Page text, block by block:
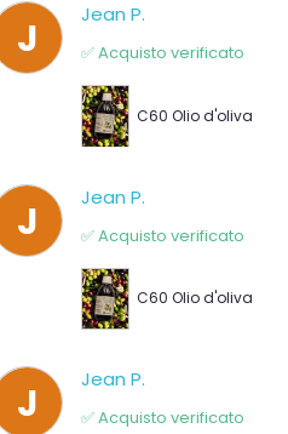
J Jean P.
✅ Acquisto verificato
C60 Olio d'oliva
J Jean P.
✅ Acquisto verificato
C60 Olio d'oliva
J Jean P.
✅ Acquisto verificato